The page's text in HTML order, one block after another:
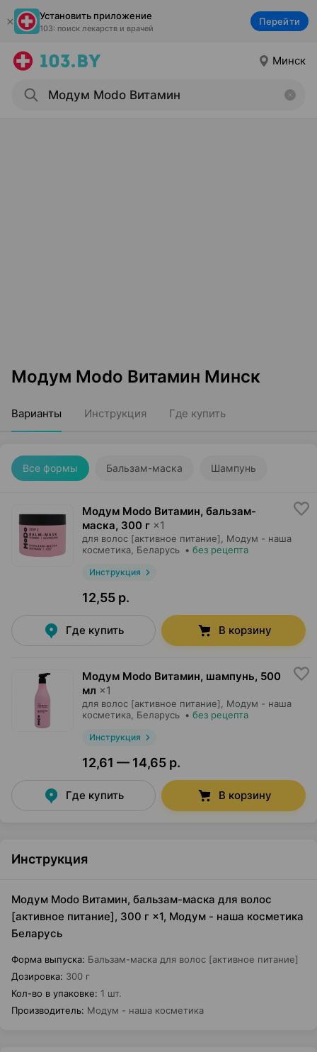
Установить приложение
103: поиск лекарств и врачей
Перейти
Минск
Модум Modo Витамин Минск
Варианты Инструкция Где купить
Все формы Бальзам-маска Шампунь
Модум Modo Витамин, бальзам-
маска, 300 г ×1
для волос [активное питание],
Модум - наша
косметика , Беларусь • без рецепта
Инструкция
12,55 р.
Где купить В корзину
Модум Modo Витамин, шампунь, 500
мл ×1
для волос [активное питание],
Модум - наша
косметика , Беларусь • без рецепта
Инструкция
12,61 — 14,65 р.
Где купить В корзину
Инструкция
Модум Modo Витамин, бальзам-маска для волос
[активное питание], 300 г ×1, Модум - наша косметика
Беларусь
Форма выпуска: Бальзам-маска для волос [активное питание]
Дозировка: 300 г
Кол-во в упаковке: 1 шт.
Производитель: Модум - наша косметика